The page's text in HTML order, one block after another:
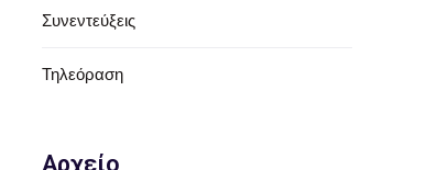
Συνεντεύξεις
Τηλεόραση
Αρχείο